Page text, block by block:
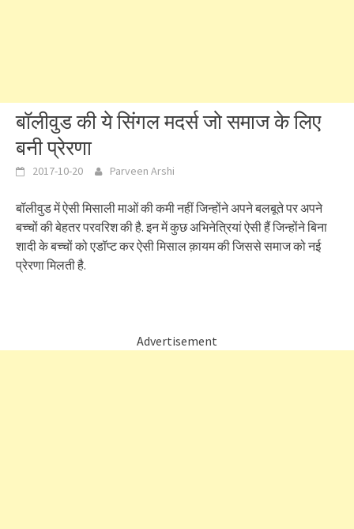
बॉलीवुड की ये सिंगल मदर्स जो समाज के लिए
बनी प्रेरणा
2017-10-20 Parveen Arshi
बॉलीवुड में ऐसी मिसाली माओं की कमी नहीं जिन्होंने अपने बलबूते पर अपने
बच्चों की बेहतर परवरिश की है. इन में कुछ अभिनेत्रियां ऐसी हैं जिन्होंने बिना
शादी के बच्चों को एडॉप्ट कर ऐसी मिसाल क़ायम की जिससे समाज को नई
प्रेरणा मिलती है.
Advertisement